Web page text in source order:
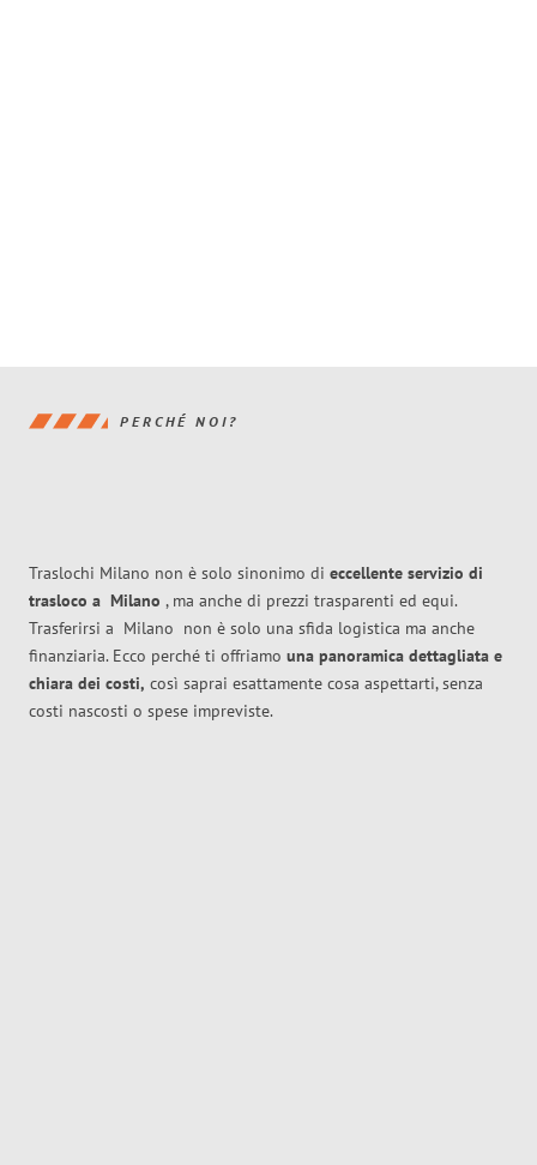
PERCHÉ NOI?
Traslochi Milano non è solo sinonimo di eccellente servizio di
trasloco a Milano , ma anche di prezzi trasparenti ed equi.
Trasferirsi a Milano non è solo una sfida logistica ma anche
finanziaria. Ecco perché ti offriamo una panoramica dettagliata e
chiara dei costi, così saprai esattamente cosa aspettarti, senza
costi nascosti o spese impreviste.